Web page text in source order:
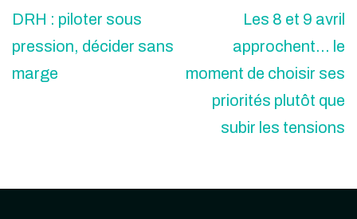
DRH : piloter sous
pression, décider sans
marge
Les 8 et 9 avril
approchent… le
moment de choisir ses
priorités plutôt que
subir les tensions